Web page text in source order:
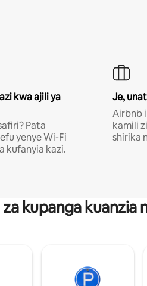
kwa ajili ya
Pata
yenye Wi-Fi
kufanyia kazi.
Je,
Airbnb
kamili
shirika
kupanga kuanzia